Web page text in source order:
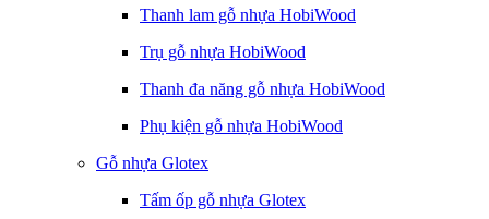
Thanh lam gỗ nhựa HobiWood
Trụ gỗ nhựa HobiWood
Thanh đa năng gỗ nhựa HobiWood
Phụ kiện gỗ nhựa HobiWood
Gỗ nhựa Glotex
Tấm ốp gỗ nhựa Glotex